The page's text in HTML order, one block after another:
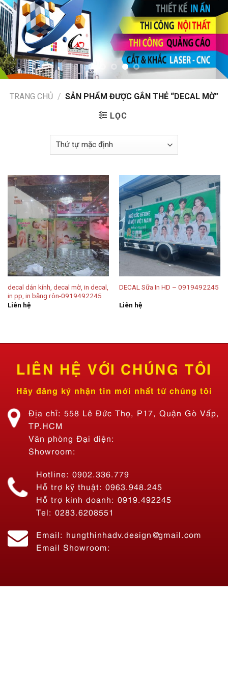
TRANG CHỦ / SẢN PHẨM ĐƯỢC GẮN THẺ “DECAL MỜ”
LỌC
decal dán kính, decal mờ, in decal,
in pp, in băng rôn-0919492245
Liên hệ
DECAL Sữa In HD – 0919492245
Liên hệ
LIÊN HỆ VỚI CHÚNG TÔI
Hãy đăng ký nhận tin mới nhất từ chúng tôi
Địa chỉ: 558 Lê Đức Thọ, P17, Quận Gò Vấp,
TP.HCM
Văn phòng Đại diện:
Showroom:
Hotline: 0902.336.779
Hỗ trợ kỹ thuật: 0963.948.245
Hỗ trợ kinh doanh: 0919.492245
Tel: 0283.6208551
Email: hungthinhadv.design@gmail.com
Email Showroom: